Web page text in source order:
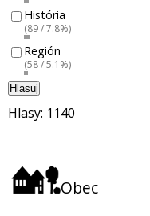
História
(89 / 7.8%)
Región
(58 / 5.1%)
Hlasuj
Hlasy: 1140
Obec